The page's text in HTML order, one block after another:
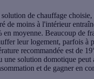
de chauffage
de moins à l'intérieur
en moyenne. Beaucoup de
leur logement, parfois à
recommandée est de
une solution domotique peut
et de gagner en